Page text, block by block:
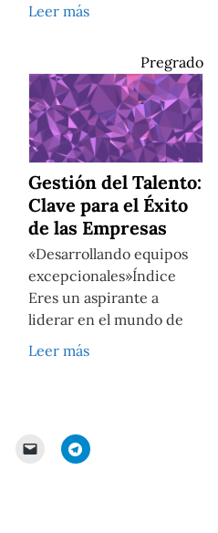
Leer más
Pregrado
Gestión del Talento:
Clave para el Éxito
de las Empresas
«Desarrollando equipos
excepcionales»Índice
Eres un aspirante a
liderar en el mundo de
Leer más